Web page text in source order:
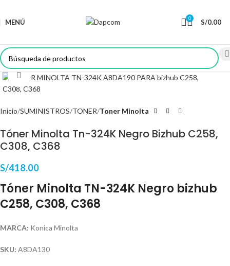
MENÚ 0 S/0.00
Haga Click para agrandar
Inicio SUMINISTROS TONER Toner Minolta
Tóner Minolta Tn-324K Negro Bizhub C258,
C308, C368
S/418.00
Tóner Minolta TN-324K Negro bizhub
C258, C308, C368
MARCA: Konica Minolta
SKU: A8DA130